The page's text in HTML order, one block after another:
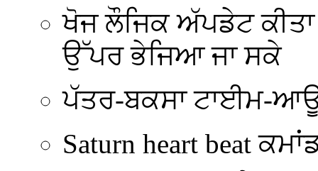
ਖੋਜ ਲੌਜਿਕ ਅੱਪਡੇਟ
ਉੱਪਰ ਭੇਜਿਆ ਜਾ ਸਕੇ
ਪੱਤਰ-ਬਕਸਾ ਟਾਈਮ-
Saturn heart beat